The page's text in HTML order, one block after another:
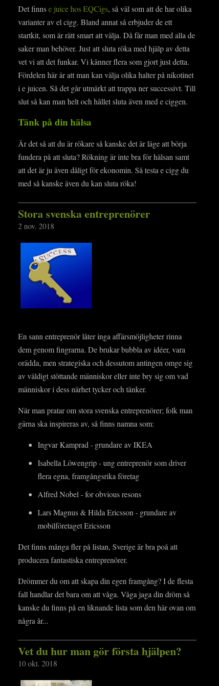
Det finnse juice hos EQCigs, så väl som att de har olika
varianter av el cigg. Bland annat så erbjuder de ett
startkit, som är rätt smart att välja. Då får man med alla de
saker man behöver. Just att sluta röka med hjälp av detta
vet vi att det funkar. Vi känner flera som gjort just detta.
Fördelen här är att man kan välja olika halter på nikotinet
i e juicen. Så det går utmärkt att trappa ner successivt. Till
slut så kan man helt och hållet sluta även med e ciggen.
Tänk på din hälsa
Är det så att du är rökare så kanske det är läge att börja
fundera på att sluta? Rökning är inte bra för hälsan samt
att det är ju även dåligt för ekonomin. Så testa e cigg du
med så kanske även du kan sluta röka!
Stora svenska entreprenörer
2 nov. 2018
En sann entreprenör låter inga affärsmöjligheter rinna
dem genom fingrarna. De brukar bubbla av idéer, vara
orädda, men strategiska och dessutom antingen omge sig
av väldigt stöttande människor eller inte bry sig om vad
människor i dess närhet tycker och tänker.
När man pratar om stora svenska entreprenörer; folk man
gärna ska inspireras av, så finns namna som:
Ingvar Kamprad - grundare av IKEA
Isabella Löwengrip - ung entreprenör som driver
flera egna, framgångsrika företag
Alfred Nobel - for obvious resons
Lars Magnus & Hilda Ericsson - grundare av
mobilföretaget Ericsson
Det finns många fler på listan, Sverige är bra poå att
producera fantastiska entreprenörer.
Drömmer du om att skapa din egen framgång? I de flesta
fall handlar det bara om att våga. Våga jaga din dröm så
kanske du finns på en liknande lista som den här ovan om
några år...
Vet du hur man gör första hjälpen?
10 okt. 2018